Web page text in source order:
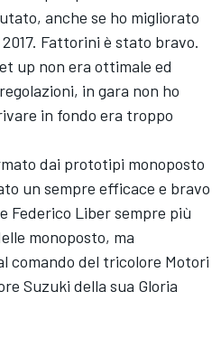
anche se ho migliorato
Fattorini è stato bravo.
up non era ottimale ed
in gara non ho
in fondo era troppo
dai prototipi monoposto
un sempre efficace e bravo
Federico Liber sempre più
monoposto, ma
comando del tricolore Motori
Suzuki della sua Gloria